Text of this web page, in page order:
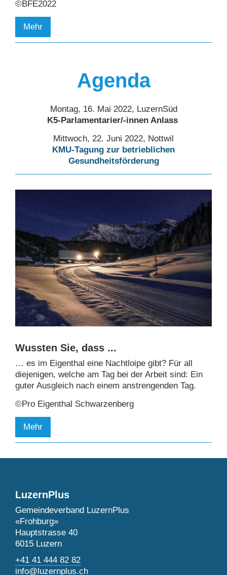
©BFE2022
Mehr
Agenda
Montag, 16. Mai 2022, LuzernSüd
K5-Parlamentarier/-innen Anlass
Mittwoch, 22. Juni 2022, Nottwil
KMU-Tagung zur betrieblichen
Gesundheitsförderung
Wussten Sie, dass ...
… es im Eigenthal eine Nachtloipe gibt? Für all
diejenigen, welche am Tag bei der Arbeit sind: Ein
guter Ausgleich nach einem anstrengenden Tag.
©Pro Eigenthal Schwarzenberg
Mehr
LuzernPlus
Gemeindeverband LuzernPlus
«Frohburg»
Hauptstrasse 40
6015 Luzern
+41 41 444 82 82
info@luzernplus.ch